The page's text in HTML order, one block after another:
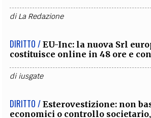
diLa Redazione
DIRITTO / EU-Inc: la nuova Srl
costituisce online in 48 ore e
diiusgate
DIRITTO / Esterovestizione: non
economici o controllo